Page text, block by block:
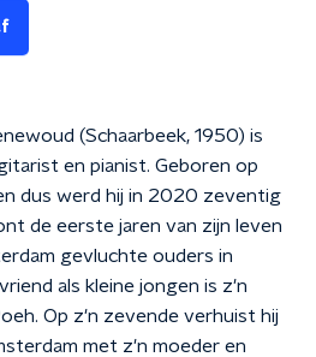
(Schaarbeek, 1950) is
en pianist. Geboren op
dus werd hij in 2020 zeventig
de eerste jaren van zijn leven
gevluchte ouders in
als kleine jongen is z'n
Op z'n zevende verhuist hij
met z'n moeder en